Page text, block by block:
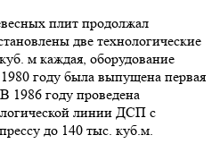
плит продолжал
две технологические
м каждая, оборудование
году была выпущена первая
1986 году проведена
линии ДСП с
до 140 тыс. куб.м.